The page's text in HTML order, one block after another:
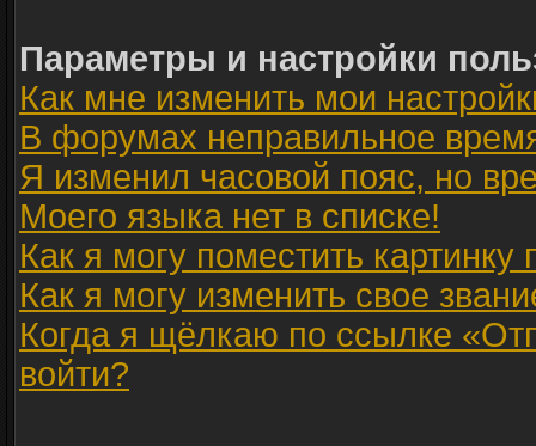
Параметры и настройки
Как мне изменить мои
В форумах неправильное
Я изменил часовой пояс, но
Моего языка нет в списке!
Как я могу поместить
Как я могу изменить свое
Когда я щёлкаю по ссылке
войти?